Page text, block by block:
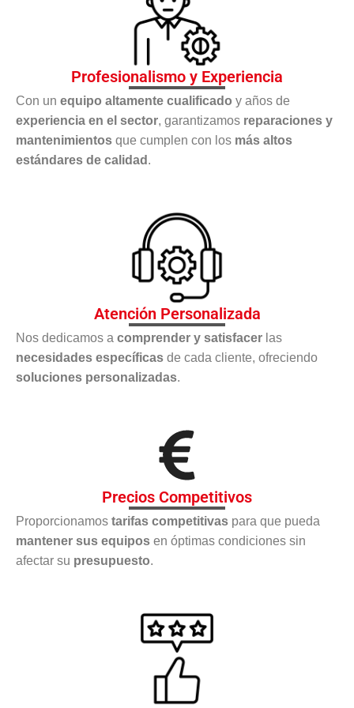
Profesionalismo y Experiencia
Con un equipo altamente cualificado y años de
experiencia en el sector, garantizamos reparaciones y
mantenimientos que cumplen con los más altos
estándares de calidad .
Atención Personalizada
Nos dedicamos a comprender y satisfacer las
necesidades específicas de cada cliente, ofreciendo
soluciones personalizadas.
Precios Competitivos
Proporcionamos tarifas competitivas para que pueda
mantener sus equipos en óptimas condiciones sin
afectar su presupuesto.